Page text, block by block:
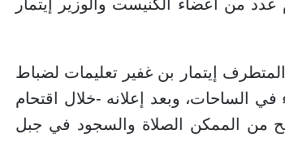
عدد من أعضاء الكنيست والوزير إيتمار
إيتمار بن غفير تعليمات لضباط
الساحات، وبعد إعلانه -خلال اقتحام
من الممكن الصلاة والسجود في جبل